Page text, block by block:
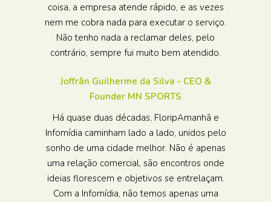
coisa, a empresa atende rápido, e as vezes
nem me cobra nada para executar o serviço.
Não tenho nada a reclamar deles, pelo
contrário, sempre fui muito bem atendido.
Joffrãn Guilherme da Silva - CEO &
Founder MN SPORTS
Há quase duas décadas, FloripAmanhã e
Infomídia caminham lado a lado, unidos pelo
sonho de uma cidade melhor. Não é apenas
uma relação comercial, são encontros onde
ideias florescem e objetivos se entrelaçam.
Com a Infomídia, não temos apenas uma